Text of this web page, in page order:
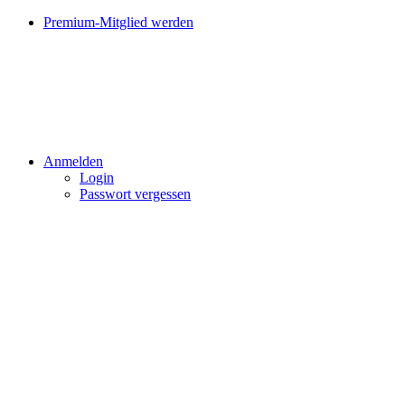
Premium-Mitglied werden
Anmelden
Login
Passwort vergessen